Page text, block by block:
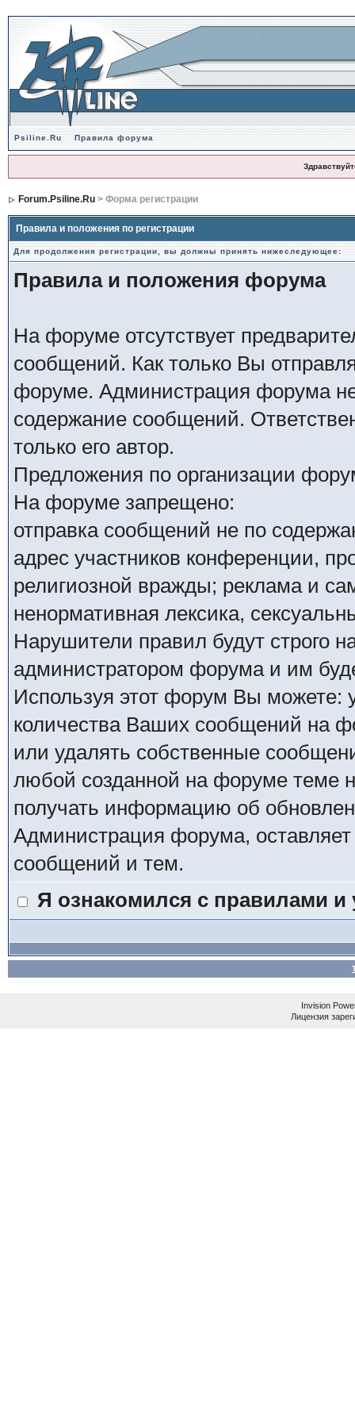
Psiline.Ru Правила форума
Forum.Psiline.Ru> Форма регистрации
Правила и положения по регистрации
Для продолжения регистрации, вы должны принять нижеследующее:
Правила и положения форума
На форуме отсутствует
сообщений. Как только Вы
форуме. Администрация форума не
содержание сообщений.
только его автор.
Предложения по организации
На форуме запрещено:
отправка сообщений не по
адрес участников конференции,
религиозной вражды; реклама и
ненормативная лексика,
Нарушители правил будут строго
администратором форума и им
Используя этот форум Вы можете:
количества Ваших сообщений на
или удалять собственные
любой созданной на форуме теме
получать информацию об
Администрация форума,
сообщений и тем.
Я ознакомился с правилами
Invision
Лицензия